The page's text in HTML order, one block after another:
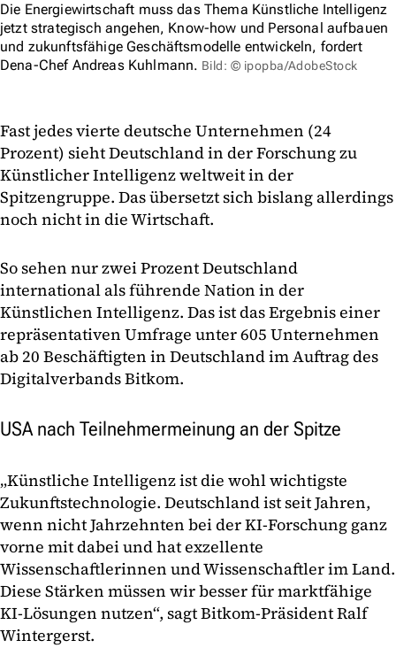
Die Energiewirtschaft muss das Thema Künstliche Intelligenz
jetzt strategisch angehen, Know-how und Personal aufbauen
und zukunftsfähige Geschäftsmodelle entwickeln, fordert
Dena-Chef Andreas Kuhlmann. Bild: © ipopba/AdobeStock
Fast jedes vierte deutsche Unternehmen (24
Prozent) sieht Deutschland in der Forschung zu
Künstlicher Intelligenz weltweit in der
Spitzengruppe. Das übersetzt sich bislang allerdings
noch nicht in die Wirtschaft.
So sehen nur zwei Prozent Deutschland
international als führende Nation in der
Künstlichen Intelligenz. Das ist das Ergebnis einer
repräsentativen Umfrage unter 605 Unternehmen
ab 20 Beschäftigten in Deutschland im Auftrag des
Digitalverbands Bitkom.
USA nach Teilnehmermeinung an der Spitze
„Künstliche Intelligenz ist die wohl wichtigste
Zukunftstechnologie. Deutschland ist seit Jahren,
wenn nicht Jahrzehnten bei der KI-Forschung ganz
vorne mit dabei und hat exzellente
Wissenschaftlerinnen und Wissenschaftler im Land.
Diese Stärken müssen wir besser für marktfähige
KI-Lösungen nutzen“, sagt Bitkom-Präsident Ralf
Wintergerst.